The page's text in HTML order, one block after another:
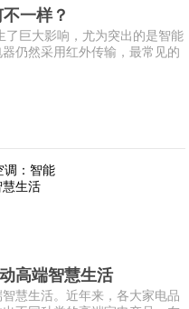
一样？
了巨大影响，尤为突出的是智能
仍然采用红外传输，最常见的
高端智慧生活
慧生活。近年来，各大家电品